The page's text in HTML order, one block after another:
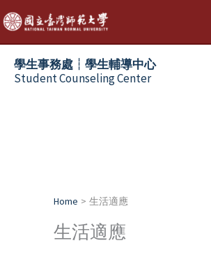
Skip
to
content
學生事務處┆學生輔導中心
Student Counseling Center
Home 生活適應
生活適應